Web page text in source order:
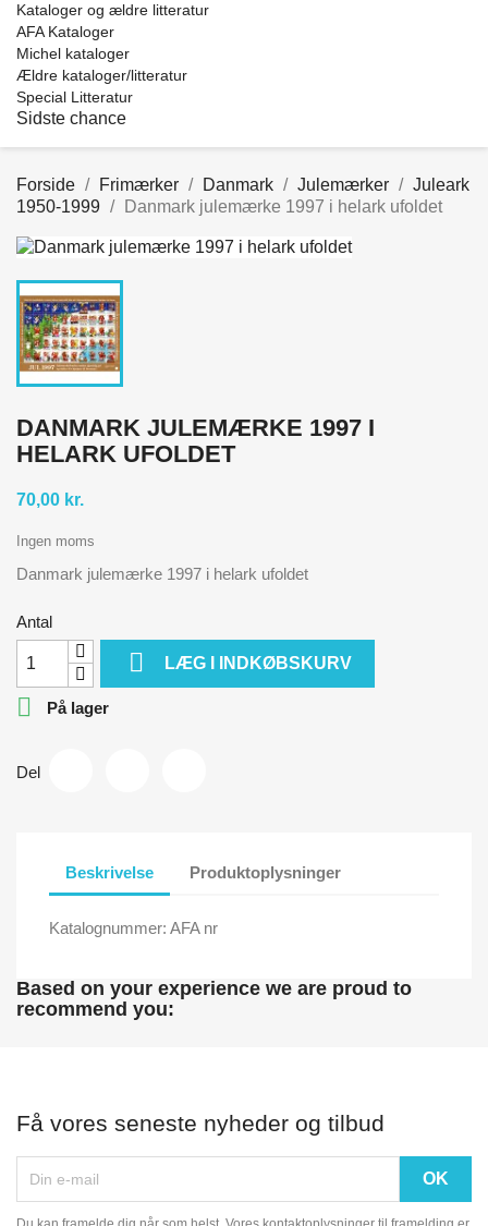
Kataloger og ældre litteratur
AFA Kataloger
Michel kataloger
Ældre kataloger/litteratur
Special Litteratur
Sidste chance
Forside Frimærker Danmark Julemærker
Juleark
1950-1999
Danmark julemærke 1997 i helark ufoldet
DANMARK JULEMÆRKE 1997 I
HELARK UFOLDET
70,00 kr.
Ingen moms
Danmark julemærke 1997 i helark ufoldet
Antal
 LÆG I INDKØBSKURV
 På lager
Del
Beskrivelse Produktoplysninger
Katalognummer: AFA nr
Based on your experience we are proud to
recommend you:
Få vores seneste nyheder og tilbud